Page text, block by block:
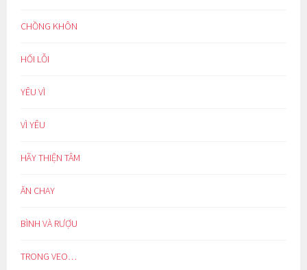
CHỒNG KHÔN
HỐI LỖI
YÊU VÌ
VÌ YÊU
HÃY THIỆN TÂM
ĂN CHAY
BÌNH VÀ RƯỢU
TRONG VEO…